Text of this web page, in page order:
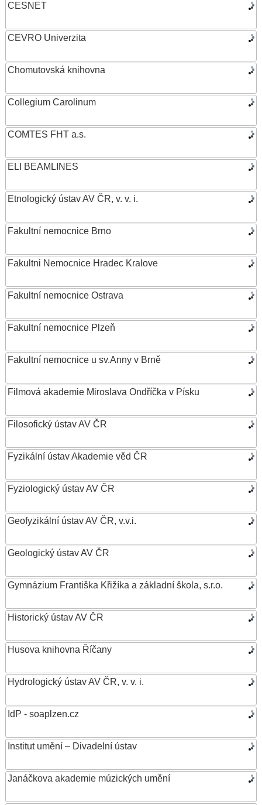
CESNET
CEVRO Univerzita
Chomutovská knihovna
Collegium Carolinum
COMTES FHT a.s.
ELI BEAMLINES
Etnologický ústav AV ČR, v. v. i.
Fakultní nemocnice Brno
Fakultni Nemocnice Hradec Kralove
Fakultní nemocnice Ostrava
Fakultní nemocnice Plzeň
Fakultní nemocnice u sv.Anny v Brně
Filmová akademie Miroslava Ondříčka v Písku
Filosofický ústav AV ČR
Fyzikální ústav Akademie věd ČR
Fyziologický ústav AV ČR
Geofyzikální ústav AV ČR, v.v.i.
Geologický ústav AV ČR
Gymnázium Františka Křižíka a základní škola, s.r.o.
Historický ústav AV ČR
Husova knihovna Říčany
Hydrologický ústav AV ČR, v. v. i.
IdP - soaplzen.cz
Institut umění – Divadelní ústav
Janáčkova akademie múzických umění